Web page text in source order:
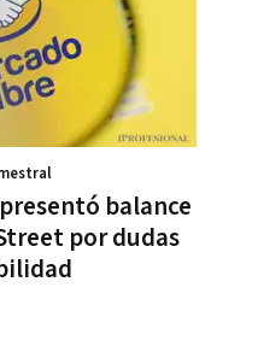
balance
por dudas